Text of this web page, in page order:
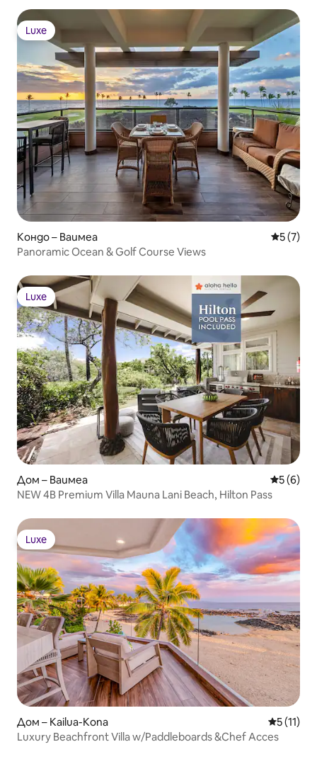
Luxe
Luxe
Кондо – Ваимеа Средна
5 (7)
Panoramic Ocean & Golf Course Views
Luxe
Luxe
Дом – Ваимеа Средна
5 (6)
NEW 4B Premium Villa Mauna Lani Beach, Hilton Pass
Luxe
Luxe
Дом – Kailua-Kona Средна
5 (11)
Luxury Beachfront Villa w/Paddleboards &Chef Acces